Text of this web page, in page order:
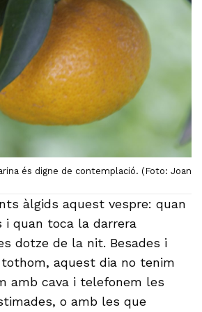
és digne de contemplació. (Foto: Joan
àlgids aquest vespre: quan
i quan toca la darrera
dotze de la nit. Besades i
aquest dia no tenim
amb cava i telefonem les
o amb les que